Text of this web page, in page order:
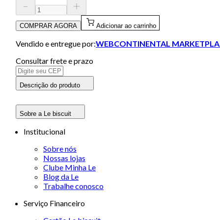
COMPRAR AGORA Adicionar ao carrinho
Vendido e entregue por:WEBCONTINENTAL
Consultar frete e prazo
Descrição do produto
Sobre a Le biscuit
Institucional
Sobre nós
Nossas lojas
Clube Minha Le
Blog da Le
Trabalhe conosco
Serviço Financeiro